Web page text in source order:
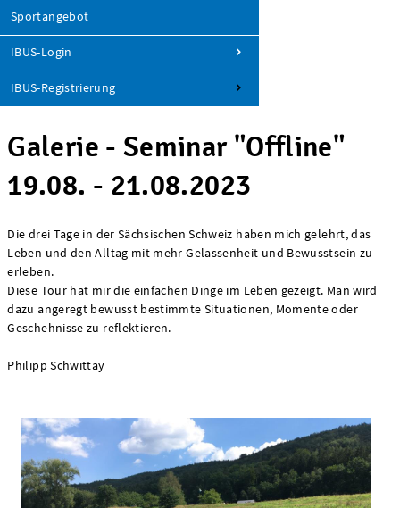
Sportangebot
IBUS-Login
IBUS-Registrierung
Galerie - Seminar "Offline"
19.08. - 21.08.2023
Die drei Tage in der Sächsischen Schweiz haben mich gelehrt, das
Leben und den Alltag mit mehr Gelassenheit und Bewusstsein zu
erleben.
Diese Tour hat mir die einfachen Dinge im Leben gezeigt. Man wird
dazu angeregt bewusst bestimmte Situationen, Momente oder
Geschehnisse zu reflektieren.
Philipp Schwittay